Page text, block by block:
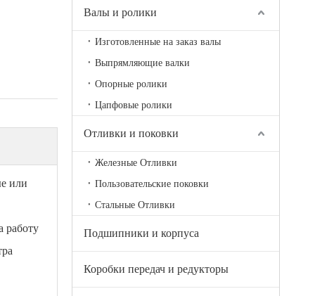
или
работу
Валы и ролики
Изготовленные на заказ валы
Выпрямляющие валки
Опорные ролики
Цапфовые ролики
Отливки и поковки
Железные Отливки
Пользовательские поковки
Стальные Отливки
Подшипники и корпуса
Коробки передач и редукторы